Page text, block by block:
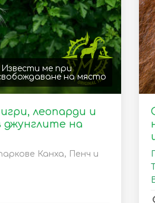
ме при
на място
леопарди и
на
Канха, Пенч и